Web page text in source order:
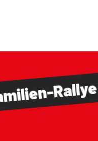
Rallye